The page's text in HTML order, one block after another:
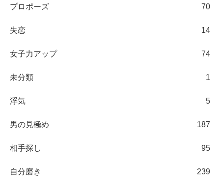
プロポーズ 70
失恋 14
女子力アップ 74
未分類 1
浮気 5
男の見極め 187
相手探し 95
自分磨き 239